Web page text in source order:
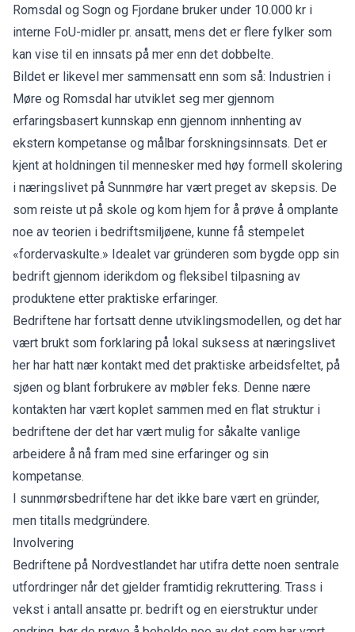
Romsdal og Sogn og Fjordane bruker under 10.000 kr i
interne FoU-midler pr. ansatt, mens det er flere fylker som
kan vise til en innsats på mer enn det dobbelte.
Bildet er likevel mer sammensatt enn som så: Industrien i
Møre og Romsdal har utviklet seg mer gjennom
erfaringsbasert kunnskap enn gjennom innhenting av
ekstern kompetanse og målbar forskningsinnsats. Det er
kjent at holdningen til mennesker med høy formell skolering
i næringslivet på Sunnmøre har vært preget av skepsis. De
som reiste ut på skole og kom hjem for å prøve å omplante
noe av teorien i bedriftsmiljøene, kunne få stempelet
«fordervaskulte.» Idealet var gründeren som bygde opp sin
bedrift gjennom iderikdom og fleksibel tilpasning av
produktene etter praktiske erfaringer.
Bedriftene har fortsatt denne utviklingsmodellen, og det har
vært brukt som forklaring på lokal suksess at næringslivet
her har hatt nær kontakt med det praktiske arbeidsfeltet, på
sjøen og blant forbrukere av møbler feks. Denne nære
kontakten har vært koplet sammen med en flat struktur i
bedriftene der det har vært mulig for såkalte vanlige
arbeidere å nå fram med sine erfaringer og sin
kompetanse.
I sunnmørsbedriftene har det ikke bare vært en gründer,
men titalls medgründere.
Involvering
Bedriftene på Nordvestlandet har utifra dette noen sentrale
utfordringer når det gjelder framtidig rekruttering. Trass i
vekst i antall ansatte pr. bedrift og en eierstruktur under